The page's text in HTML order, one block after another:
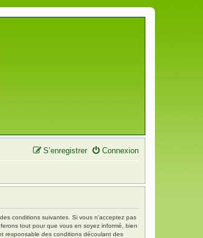
Connexion
S’enregistrer
conditions suivantes. Si vous n’acceptez pas
tout pour que vous en soyez informé, bien
responsable des conditions découlant des